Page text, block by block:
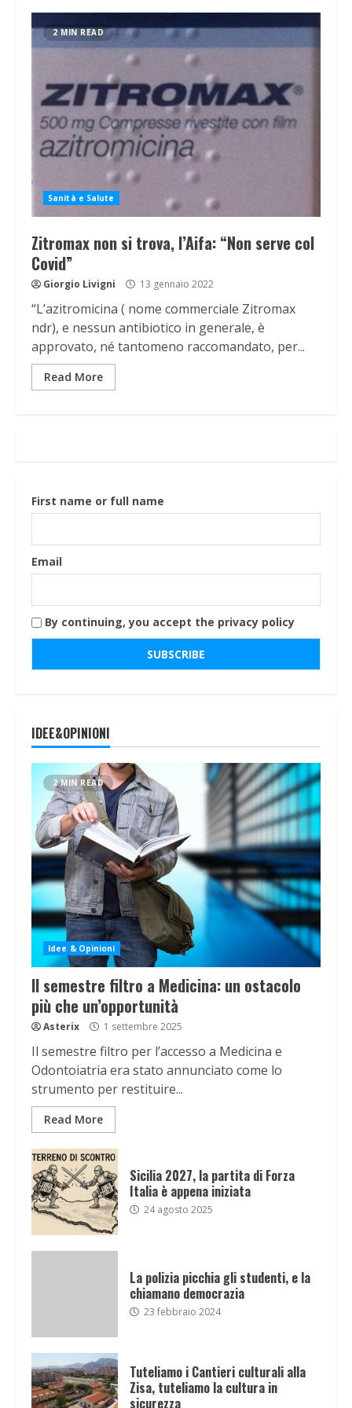
2 MIN READ
Sanità e Salute
Zitromax non si trova, l’Aifa: “Non serve col
Covid”
Giorgio Livigni 13 gennaio 2022
“L’azitromicina ( nome commerciale Zitromax
ndr), e nessun antibiotico in generale, è
approvato, né tantomeno raccomandato, per...
Read More
First name or full name
Email
By continuing, you accept the privacy policy
IDEE&OPINIONI
2 MIN READ
Idee & Opinioni
Il semestre filtro a Medicina: un ostacolo
più che un’opportunità
Asterix 1 settembre 2025
Il semestre filtro per l’accesso a Medicina e
Odontoiatria era stato annunciato come lo
strumento per restituire...
Read More
Sicilia 2027, la partita di Forza
Italia è appena iniziata
24 agosto 2025
La polizia picchia gli studenti, e la
chiamano democrazia
23 febbraio 2024
Tuteliamo i Cantieri culturali alla
Zisa, tuteliamo la cultura in
sicurezza